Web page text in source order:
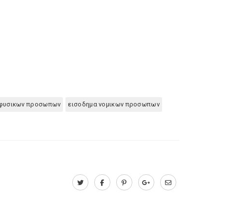
προσωπων εισοδημα νομικων προσωπων